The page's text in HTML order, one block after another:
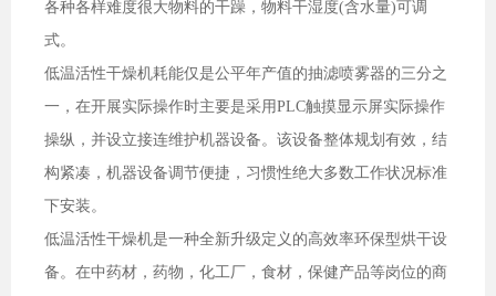
各种各样难度很大物料的干躁，物料干湿度(含水量)可调
式。
低温活性干燥机耗能仅是公平年产值的抽滤喷雾器的三分之
一，在开展实际操作时主要是采用PLC触摸显示屏实际操作
操纵，并设立接连维护机器设备。该设备整体规划有效，结
构紧凑，机器设备调节便捷，习惯性绝大多数工作状况标准
下安装。
低温活性干燥机是一种全新升级定义的高效率环保型烘干设
备。在中药材，药物，化工厂，食材，保健产品等岗位的商